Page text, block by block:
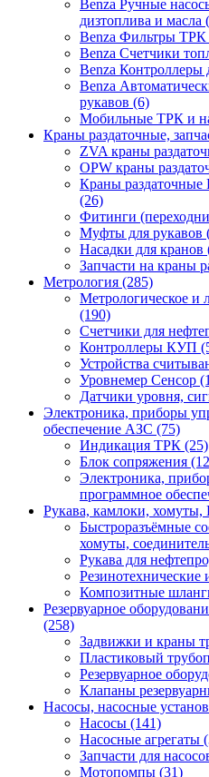
Benza Ручные
дизтоплива и масла
Benza Фильтры ТРК
Benza Счетчики
Benza Контроллеры
Benza
рукавов (6)
Мобильные ТРК и
Краны раздаточные,
ZVA краны
OPW краны
Краны
(26)
Фитинги
Муфты для рукавов
Насадки для кранов
Запчасти на краны
Метрология (285)
Метрологическое и
(190)
Счетчики для
Контроллеры КУП
Устройства
Уровнемер Сенсор
Датчики уровня,
Электроника, приборы
обеспечение АЗС (75)
Индикация ТРК (25)
Блок сопряжения
Электроника,
программное
Рукава, камлоки,
Быстроразъёмные
хомуты,
Рукава для
Резинотехнические
Композитные
Резервуарное
(258)
Задвижки и краны
Пластиковый
Резервуарное
Клапаны
Насосы, насосные
Насосы (141)
Насосные агрегаты
Запчасти для
Мотопомпы (31)